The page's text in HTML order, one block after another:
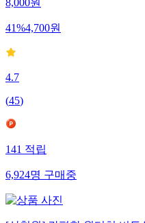
8,000원
41%4,700원
4.7
(45)
141적립
6,924명구매중